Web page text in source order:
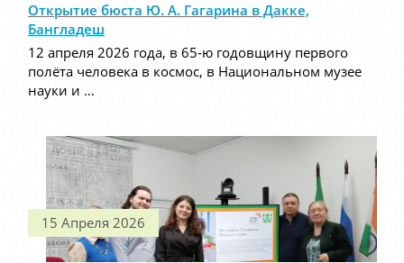
Открытие бюста Ю. А. Гагарина в Дакке,
Бангладеш
12 апреля 2026 года, в 65-ю годовщину первого
полёта человека в космос, в Национальном музее
науки и …
15 Апреля 2026